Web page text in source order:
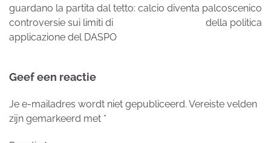
guardano la partita dal tetto:
controversie sui limiti di
applicazione del DASPO
calcio diventa palcoscenico
della politica
Geef een reactie
Je e-mailadres wordt niet gepubliceerd. Vereiste velden
zijn gemarkeerd met *